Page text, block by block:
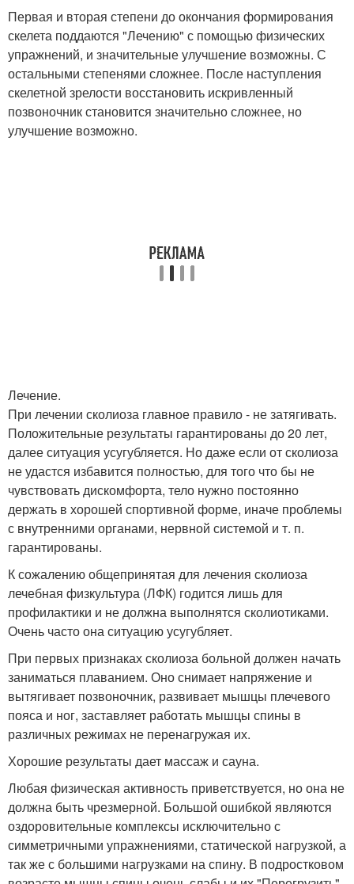
Первая и вторая степени до окончания формирования
скелета поддаются "Лечению" с помощью физических
упражнений, и значительные улучшение возможны. С
остальными степенями сложнее. После наступления
скелетной зрелости восстановить искривленный
позвоночник становится значительно сложнее, но
улучшение возможно.
Лечение.
При лечении сколиоза главное правило - не затягивать.
Положительные результаты гарантированы до 20 лет,
далее ситуация усугубляется. Но даже если от сколиоза
не удастся избавится полностью, для того что бы не
чувствовать дискомфорта, тело нужно постоянно
держать в хорошей спортивной форме, иначе проблемы
с внутренними органами, нервной системой и т. п.
гарантированы.
К сожалению общепринятая для лечения сколиоза
лечебная физкультура (ЛФК) годится лишь для
профилактики и не должна выполнятся сколиотиками.
Очень часто она ситуацию усугубляет.
При первых признаках сколиоза больной должен начать
заниматься плаванием. Оно снимает напряжение и
вытягивает позвоночник, развивает мышцы плечевого
пояса и ног, заставляет работать мышцы спины в
различных режимах не перенагружая их.
Хорошие результаты дает массаж и сауна.
Любая физическая активность приветствуется, но она не
должна быть чрезмерной. Большой ошибкой являются
оздоровительные комплексы исключительно с
симметричными упражнениями, статической нагрузкой, а
так же с большими нагрузками на спину. В подростковом